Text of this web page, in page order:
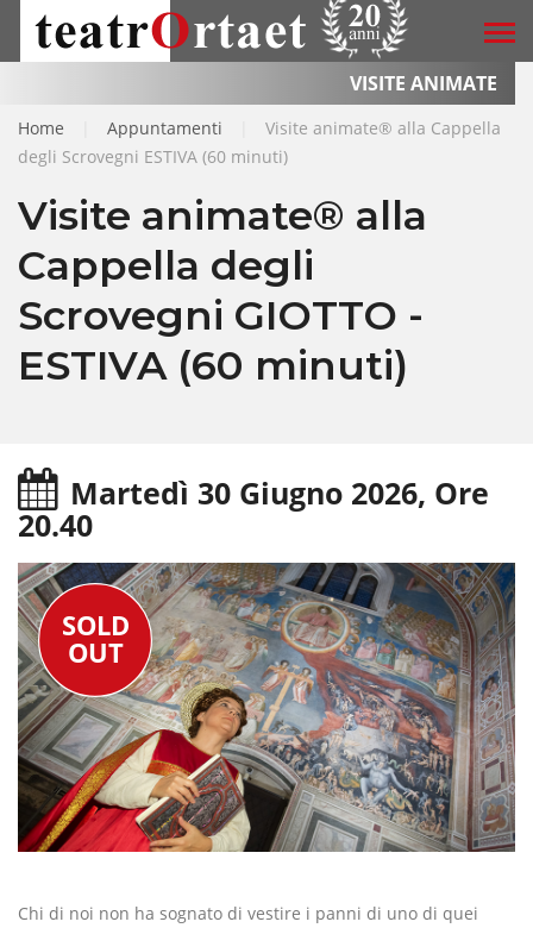
VISITE ANIMATE
Home Appuntamenti
Visite animate® alla Cappella
degli Scrovegni ESTIVA (60 minuti)
Visite animate® alla
Cappella degli
Scrovegni GIOTTO -
ESTIVA (60 minuti)
Martedì 30 Giugno 2026, Ore
20.40
SOLD
OUT
Chi di noi non ha sognato di vestire i panni di uno di quei